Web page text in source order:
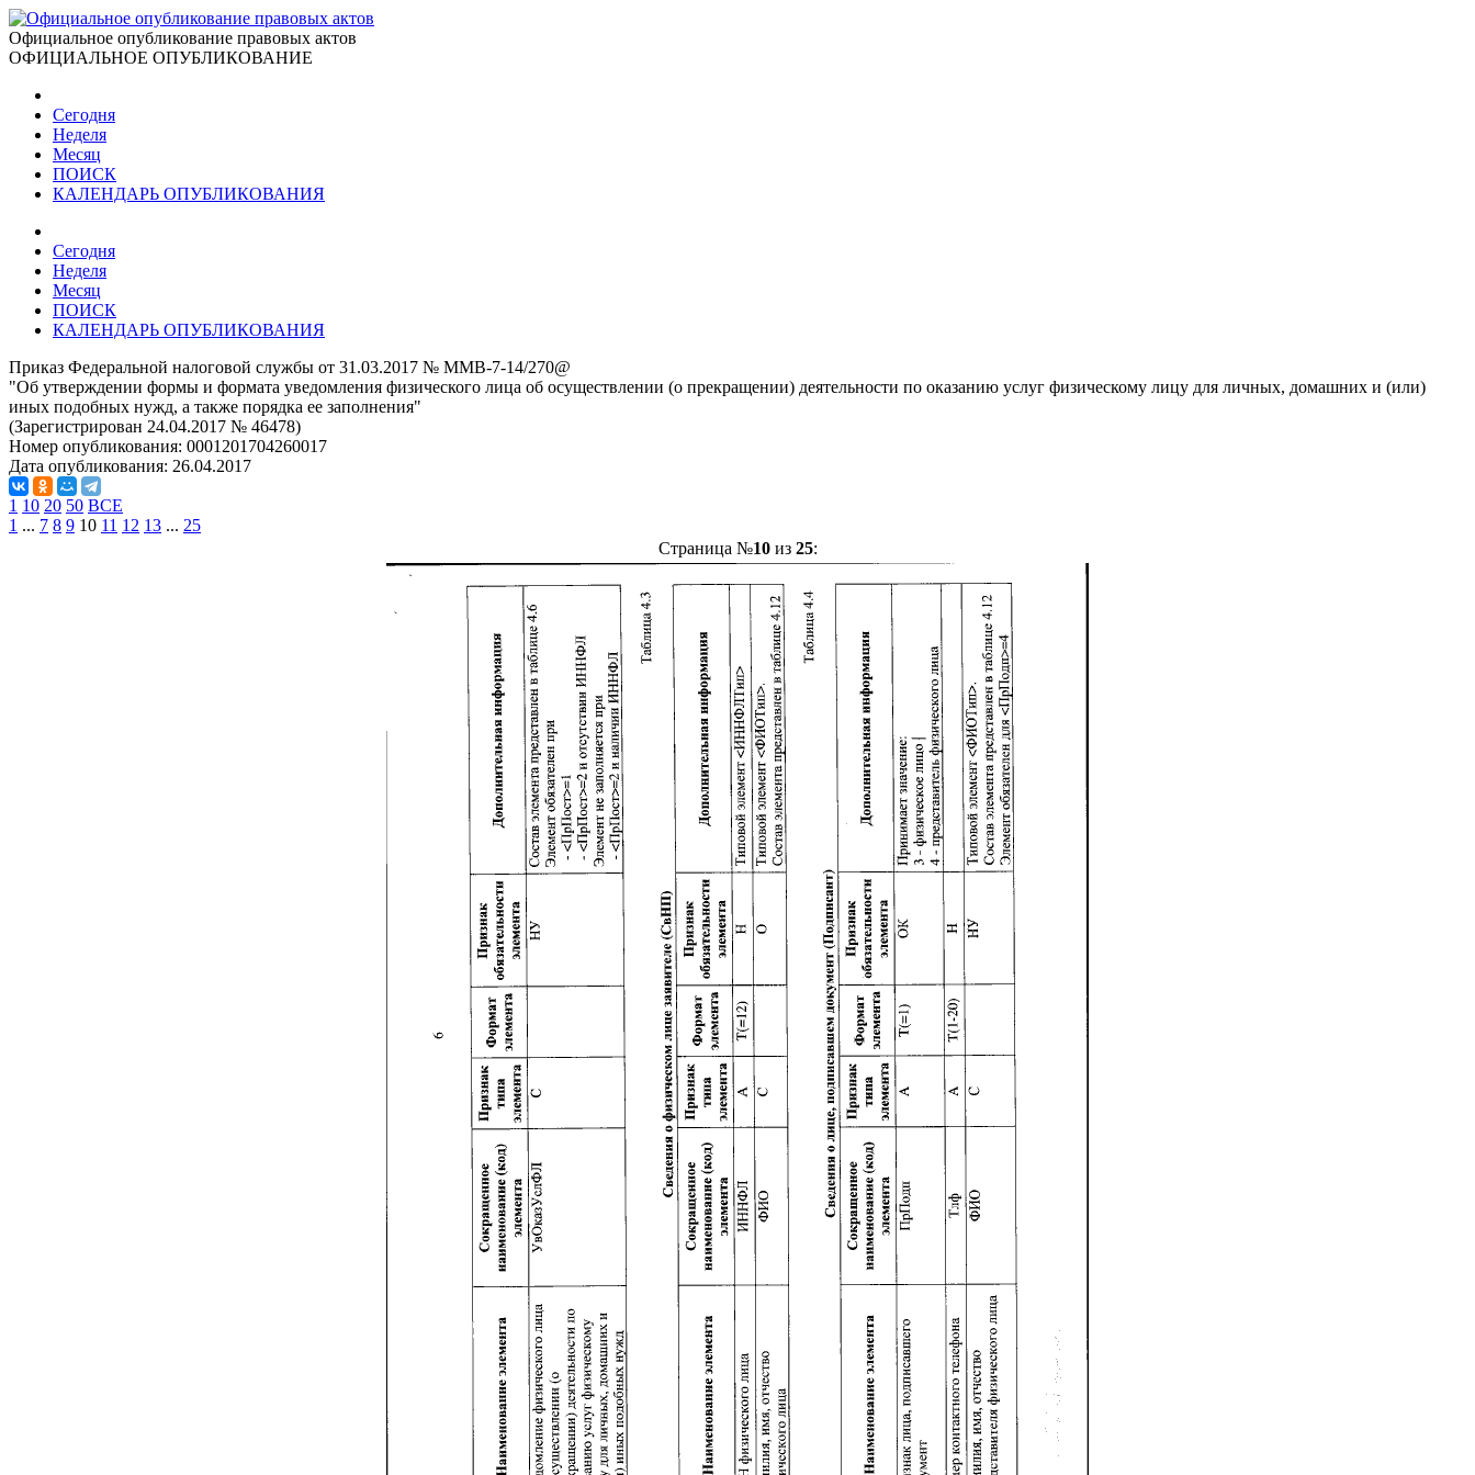
Официальное опубликование правовых актов
ОФИЦИАЛЬНОЕ ОПУБЛИКОВАНИЕ
Сегодня
Неделя
Месяц
ПОИСК
КАЛЕНДАРЬ ОПУБЛИКОВАНИЯ
Сегодня
Неделя
Месяц
ПОИСК
КАЛЕНДАРЬ ОПУБЛИКОВАНИЯ
Приказ Федеральной налоговой службы от 31.03.2017 № ММВ-7-14/270@
"Об утверждении формы и формата уведомления физического лица об осуществлении (о прекращении) деятельности по оказанию услуг физическому лицу для личных, домашних и (или)
иных подобных нужд, а также порядка ее заполнения"
(Зарегистрирован 24.04.2017 № 46478)
Номер опубликования: 0001201704260017
Дата опубликования: 26.04.2017
1 10 20 50 ВСЕ
1 ... 7 8 9 10 11 12 13 ... 25
Страница №10из 25: